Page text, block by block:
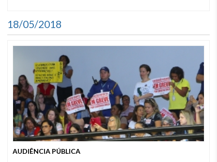
18/05/2018
AUDIÊNCIA PÚBLICA